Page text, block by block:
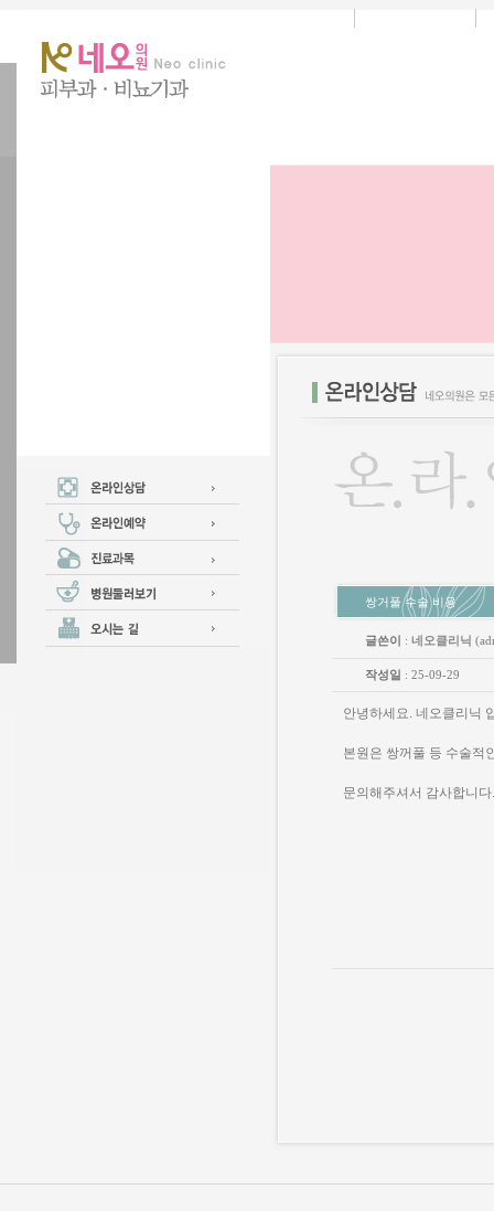
쌍거풀 수술 비용
글쓴이 : 네오클리닉
작성일 : 25-09-29
안녕하세요. 네오클리닉
본원은 쌍꺼풀 등 수술적
문의해주셔서 감사합니다.